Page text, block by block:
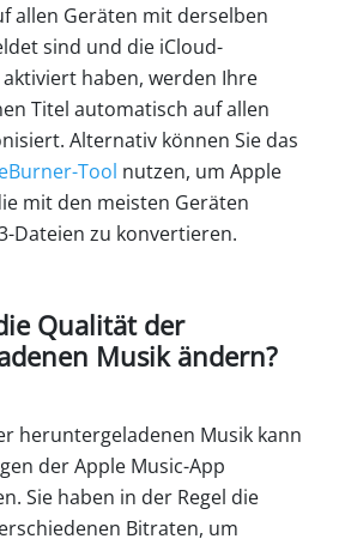
allen Geräten mit derselben
sind und die iCloud-
haben, werden Ihre
Titel automatisch auf allen
Alternativ können Sie das
Tool nutzen, um Apple
mit den meisten Geräten
Dateien zu konvertieren.
Qualität der
Musik ändern?
heruntergeladenen Musik kann
der Apple Music-App
Sie haben in der Regel die
Bitraten, um